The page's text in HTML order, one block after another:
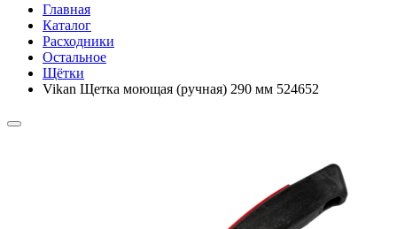
Главная
Каталог
Расходники
Остальное
Щётки
Vikan Щетка моющая (ручная) 290 мм 524652